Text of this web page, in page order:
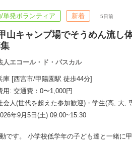
/単発ボランティア 新着 5日前
山キャンプ場でそうめん流し
人エコール・ド・パスカル
庫 [西宮市/甲陽園駅 徒歩44分]
用: 交通費：0〜1,000円
会人(世代を超えた参加歓迎)・学生(高, 大,
年9月5日(土) 09:00~15:30
です。 小学校低学年の子ども達と一緒に